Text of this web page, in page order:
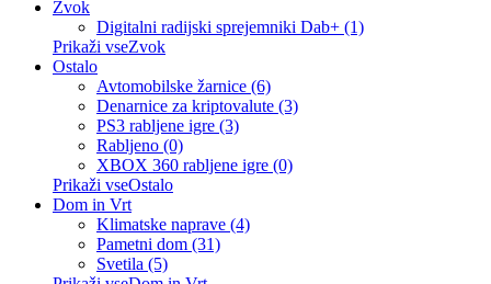
Zvok
Digitalni radijski sprejemniki Dab+ (1)
Prikaži vseZvok
Ostalo
Avtomobilske žarnice (6)
Denarnice za kriptovalute (3)
PS3 rabljene igre (3)
Rabljeno (0)
XBOX 360 rabljene igre (0)
Prikaži vseOstalo
Dom in Vrt
Klimatske naprave (4)
Pametni dom (31)
Svetila (5)